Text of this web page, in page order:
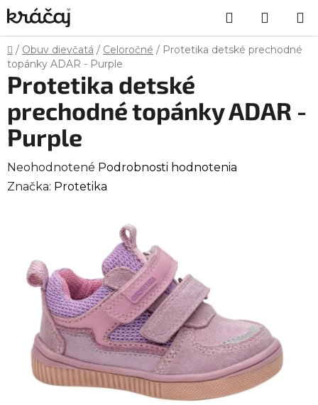
Prejsť
na
obsah
Hľadať
KOŠÍK
Domov
/ Obuv dievčatá / Celoročné / Protetika detské prechodné
topánky ADAR - Purple
Protetika detské
prechodné topánky ADAR -
Purple
Priemerné
hodnotenie
hviezdičiek.
Neohodnotené Podrobnosti hodnotenia
Značka: Protetika